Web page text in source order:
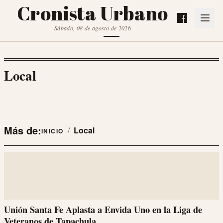
Cronista Urbano
Sábado, 08 de agosto de 2026
Local
Más de:INICIO / Local
Unión Santa Fe Aplasta a Envida Uno en la Liga de